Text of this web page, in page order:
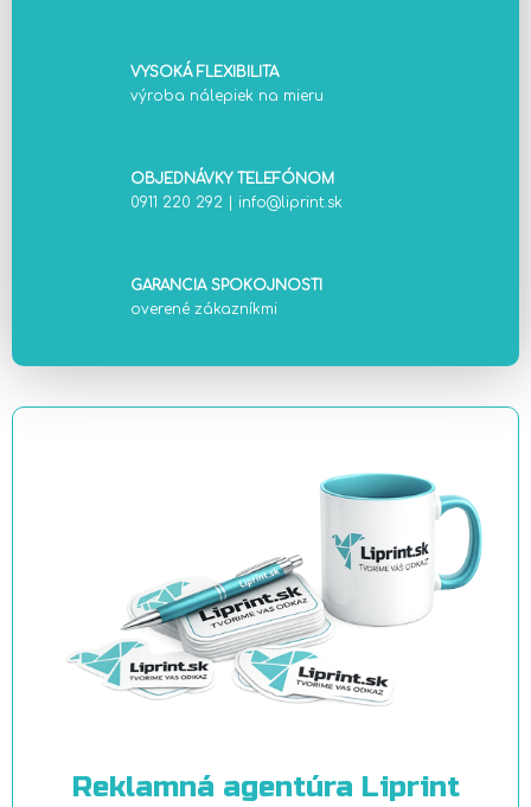
VYSOKÁ FLEXIBILITA
výroba nálepiek na mieru
OBJEDNÁVKY TELEFÓNOM
0911 220 292
info@liprint.sk
GARANCIA SPOKOJNOSTI
overené zákazníkmi
Reklamná agentúra Liprint